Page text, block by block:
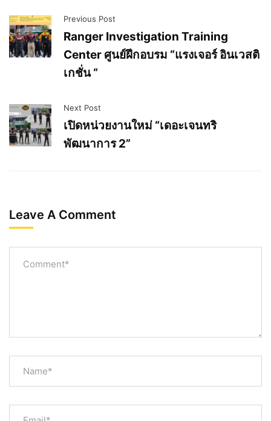
Previous Post
Ranger Investigation Training
Center ศูนย์ฝึกอบรม “แรงเจอร์ อินเวสติ
เกชั่น “
Next Post
เปิดหน่วยงานใหม่ “เดอะเจนทริ
พัฒนาการ 2”
Leave A Comment